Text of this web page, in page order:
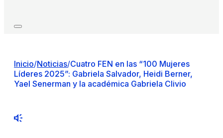
Inicio/Noticias/Cuatro FEN en las “100 Mujeres
Líderes 2025”: Gabriela Salvador, Heidi Berner,
Yael Senerman y la académica Gabriela Clivio